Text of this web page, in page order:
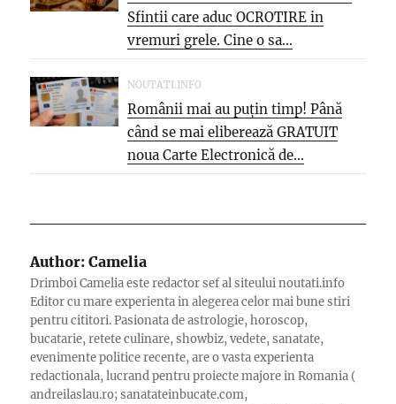
Sfintii care aduc OCROTIRE in
vremuri grele. Cine o sa...
NOUTATI.INFO
Românii mai au puțin timp! Până
când se mai eliberează GRATUIT
noua Carte Electronică de...
Author: Camelia
Drimboi Camelia este redactor sef al siteului noutati.info
Editor cu mare experienta in alegerea celor mai bune stiri
pentru cititori. Pasionata de astrologie, horoscop,
bucatarie, retete culinare, showbiz, vedete, sanatate,
evenimente politice recente, are o vasta experienta
redactionala, lucrand pentru proiecte majore in Romania (
andreilaslau.ro; sanatateinbucate.com,